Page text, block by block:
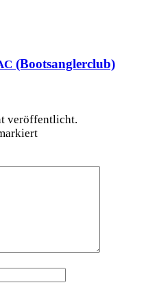
(Bootsanglerclub)
veröffentlicht.